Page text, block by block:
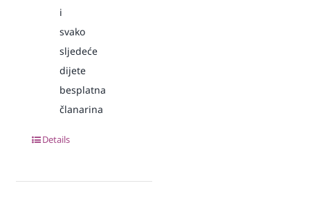
i
svako
sljedeće
dijete
besplatna
članarina
Details